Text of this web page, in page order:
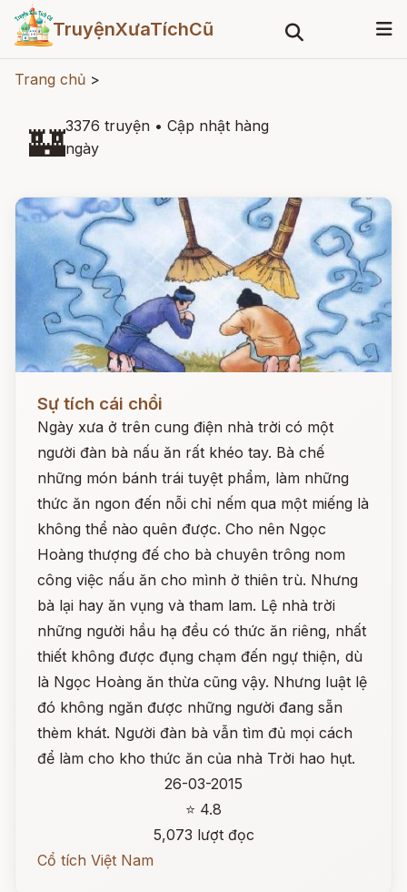
TruyệnXưaTíchCũ
Trang chủ >
🏰3376 truyện • Cập nhật hàng
ngày
Sự tích cái chổi
Ngày xưa ở trên cung điện nhà trời có một
người đàn bà nấu ăn rất khéo tay. Bà chế
những món bánh trái tuyệt phẩm, làm những
thức ăn ngon đến nỗi chỉ nếm qua một miếng là
không thể nào quên được. Cho nên Ngọc
Hoàng thượng đế cho bà chuyên trông nom
công việc nấu ăn cho mình ở thiên trù. Nhưng
bà lại hay ăn vụng và tham lam. Lệ nhà trời
những người hầu hạ đều có thức ăn riêng, nhất
thiết không được đụng chạm đến ngự thiện, dù
là Ngọc Hoàng ăn thừa cũng vậy. Nhưng luật lệ
đó không ngăn được những người đang sẵn
thèm khát. Người đàn bà vẫn tìm đủ mọi cách
để làm cho kho thức ăn của nhà Trời hao hụt.
26-03-2015
⭐ 4.8
5,073 lượt đọc
Cổ tích Việt Nam